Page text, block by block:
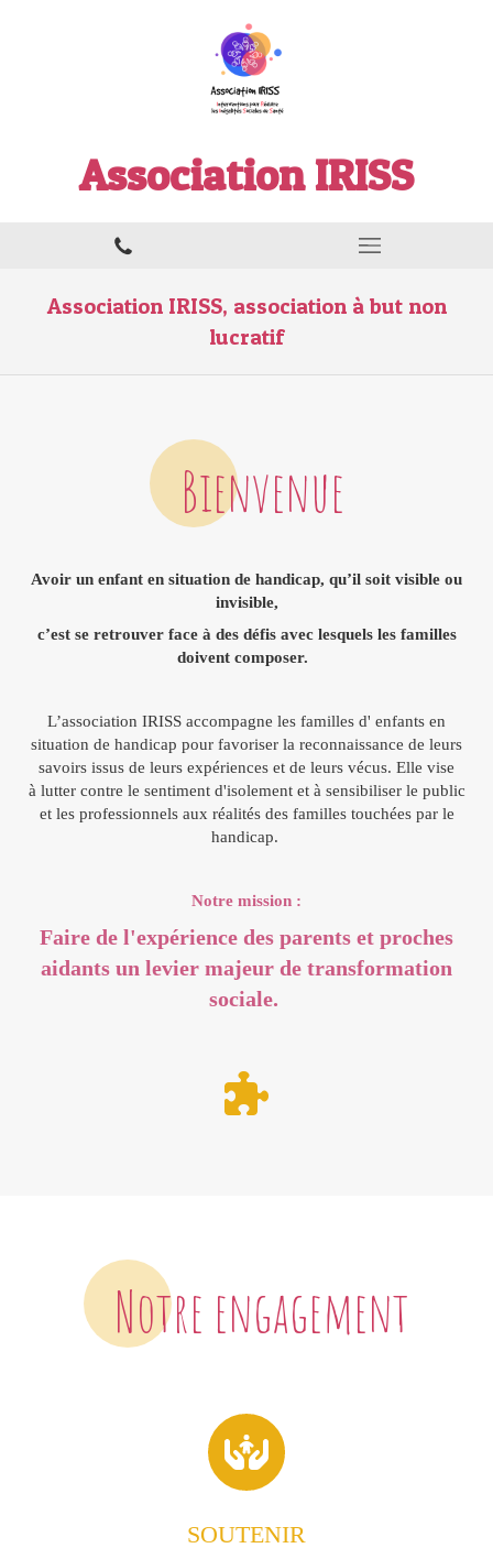
Association IRISS
Association IRISS, association à but non
lucratif
Bienvenue
Avoir un enfant en situation de handicap, qu’il soit visible ou
invisible,
c’est se retrouver face à des défis avec lesquels les familles
doivent composer.
L’association IRISS accompagne les familles d' enfants en
situation de handicap pour favoriser la reconnaissance de leurs
savoirs issus de leurs expériences et de leurs vécus. Elle vise
à lutter contre le sentiment d'isolement et à sensibiliser le public
et les professionnels aux réalités des familles touchées par le
handicap.
Notre mission :
Faire de l'expérience des parents et proches
aidants un levier majeur de transformation
sociale.
Notre engagement
SOUTENIR